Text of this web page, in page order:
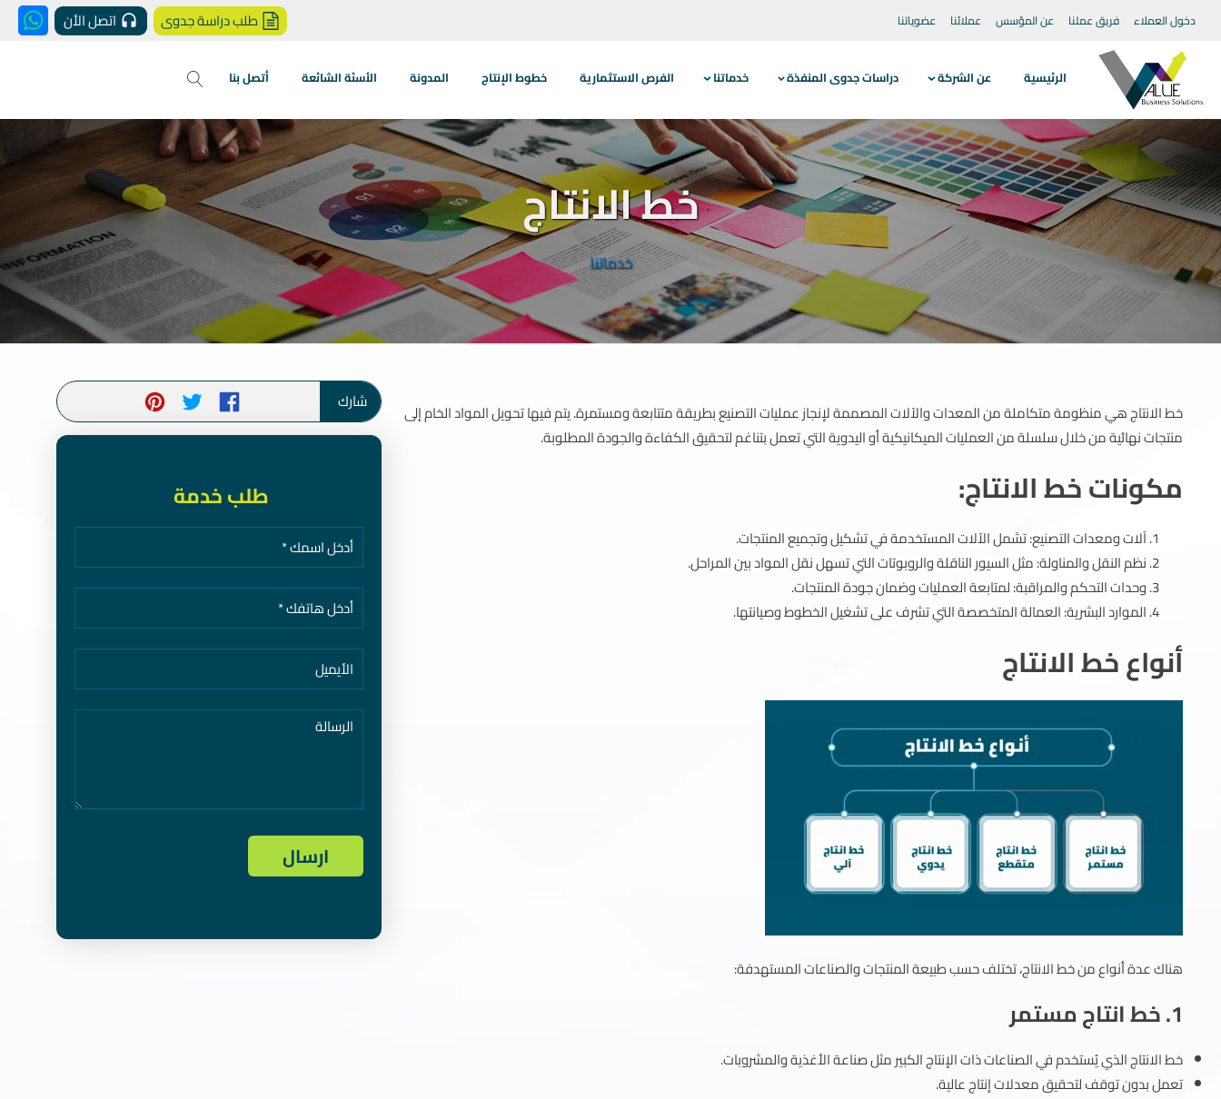
دخول العملاء فريق عملنا عن المؤسس عملائنا عضوياتنا طلب دراسة جدوى اتصل الأن
الرئيسية عن الشركة دراسات جدوى المنفذة خدماتنا الفرص الاستثمارية خطوط الإنتاج المدونة الأسئة الشائعة أتصل بنا
خط الانتاج
خدماتنا
خط الانتاج هي منظومة متكاملة من المعدات والآلات المصممة لإنجاز عمليات التصنيع بطريقة متتابعة ومستمرة. يتم فيها تحويل المواد الخام إلى
منتجات نهائية من خلال سلسلة من العمليات الميكانيكية أو اليدوية التي تعمل بتناغم لتحقيق الكفاءة والجودة المطلوبة.
مكونات خط الانتاج:
آلات ومعدات التصنيع: تشمل الآلات المستخدمة في تشكيل وتجميع المنتجات.
نظم النقل والمناولة: مثل السيور الناقلة والروبوتات التي تسهل نقل المواد بين المراحل.
وحدات التحكم والمراقبة: لمتابعة العمليات وضمان جودة المنتجات.
الموارد البشرية: العمالة المتخصصة التي تشرف على تشغيل الخطوط وصيانتها.
أنواع خط الانتاج
هناك عدة أنواع من خط الانتاج، تختلف حسب طبيعة المنتجات والصناعات المستهدفة:
1. خط انتاج مستمر
خط الانتاج الذي يُستخدم في الصناعات ذات الإنتاج الكبير مثل صناعة الأغذية والمشروبات.
تعمل بدون توقف لتحقيق معدلات إنتاج عالية.
شارك
طلب خدمة